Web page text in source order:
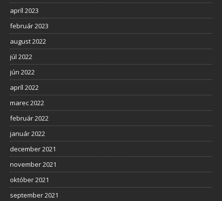
apríl 2023
február 2023
august 2022
júl 2022
jún 2022
apríl 2022
marec 2022
február 2022
január 2022
december 2021
november 2021
október 2021
september 2021